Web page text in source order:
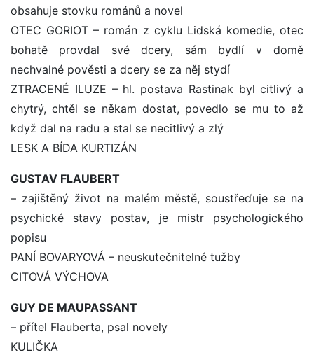
obsahuje stovku románů a novel
OTEC GORIOT – román z cyklu Lidská komedie, otec
bohatě provdal své dcery, sám bydlí v domě
nechvalné pověsti a dcery se za něj stydí
ZTRACENÉ ILUZE – hl. postava Rastinak byl citlivý a
chytrý, chtěl se někam dostat, povedlo se mu to až
když dal na radu a stal se necitlivý a zlý
LESK A BÍDA KURTIZÁN
GUSTAV FLAUBERT
– zajištěný život na malém městě, soustřeďuje se na
psychické stavy postav, je mistr psychologického
popisu
PANÍ BOVARYOVÁ – neuskutečnitelné tužby
CITOVÁ VÝCHOVA
GUY DE MAUPASSANT
– přítel Flauberta, psal novely
KULIČKA